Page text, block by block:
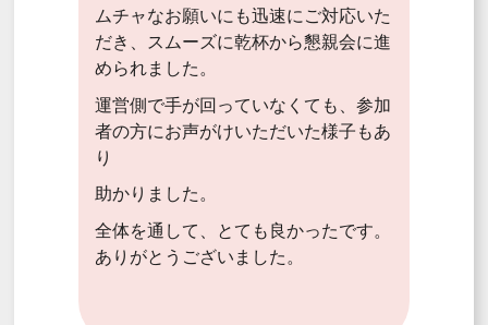
ムチャなお願いにも迅速にご対応いた
だき、スムーズに乾杯から懇親会に進
められました。
運営側で手が回っていなくても、参加
者の方にお声がけいただいた様子もあ
り
助かりました。
全体を通して、とても良かったです。
ありがとうございました。